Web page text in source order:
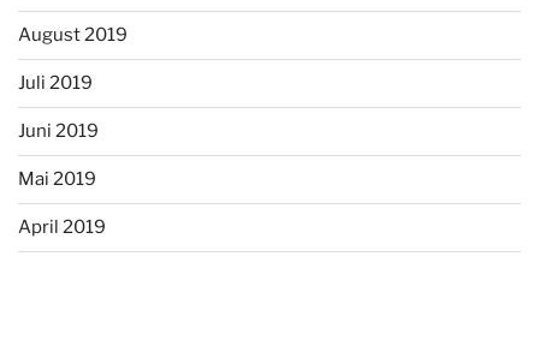
August 2019
Juli 2019
Juni 2019
Mai 2019
April 2019